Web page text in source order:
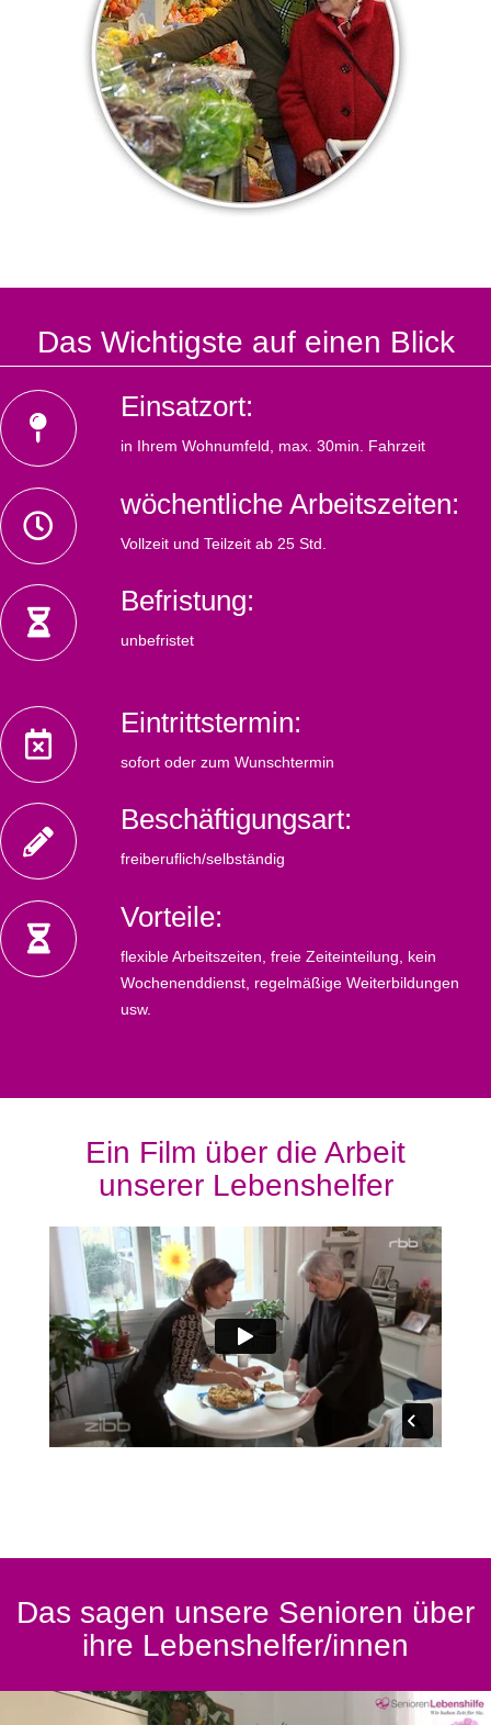
Das Wichtigste auf einen Blick
Einsatzort:
in Ihrem Wohnumfeld, max. 30min. Fahrzeit
wöchentliche Arbeitszeiten:
Vollzeit und Teilzeit ab 25 Std.
Befristung:
unbefristet
Eintrittstermin:
sofort oder zum Wunschtermin
Beschäftigungsart:
freiberuflich/selbständig
Vorteile:
flexible Arbeitszeiten, freie Zeiteinteilung, kein
Wochenenddienst, regelmäßige Weiterbildungen
usw.
Ein Film über die Arbeit
unserer Lebenshelfer
Das sagen unsere Senioren über
ihre Lebenshelfer/innen